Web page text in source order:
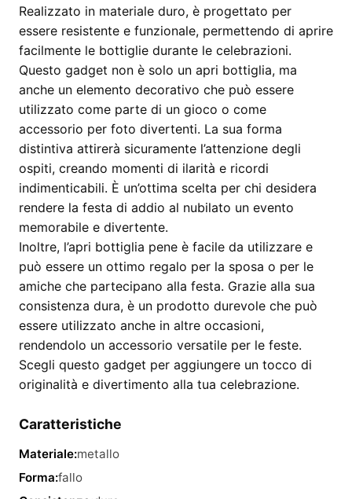
Realizzato in materiale duro, è progettato per
essere resistente e funzionale, permettendo di aprire
facilmente le bottiglie durante le celebrazioni.
Questo gadget non è solo un apri bottiglia, ma
anche un elemento decorativo che può essere
utilizzato come parte di un gioco o come
accessorio per foto divertenti. La sua forma
distintiva attirerà sicuramente l’attenzione degli
ospiti, creando momenti di ilarità e ricordi
indimenticabili. È un’ottima scelta per chi desidera
rendere la festa di addio al nubilato un evento
memorabile e divertente.
Inoltre, l’apri bottiglia pene è facile da utilizzare e
può essere un ottimo regalo per la sposa o per le
amiche che partecipano alla festa. Grazie alla sua
consistenza dura, è un prodotto durevole che può
essere utilizzato anche in altre occasioni,
rendendolo un accessorio versatile per le feste.
Scegli questo gadget per aggiungere un tocco di
originalità e divertimento alla tua celebrazione.
Caratteristiche
Materiale:metallo
Forma:fallo